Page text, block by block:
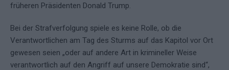
früheren Präsidenten Donald Trump.
Bei der Strafverfolgung spiele es keine Rolle, ob die
Verantwortlichen am Tag des Sturms auf das Kapitol vor Ort
gewesen seien „oder auf andere Art in krimineller Weise
verantwortlich auf den Angriff auf unsere Demokratie sind“,